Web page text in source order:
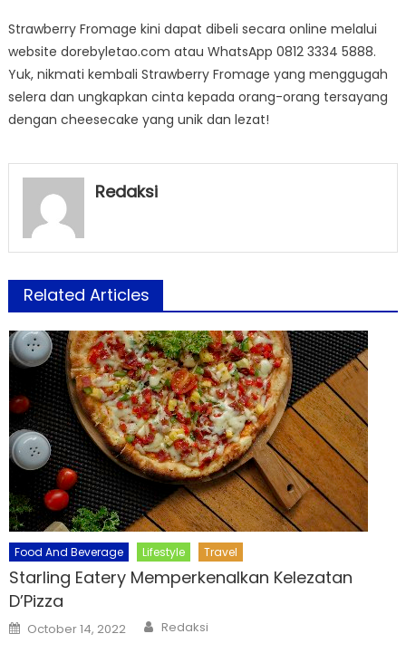
Strawberry Fromage kini dapat dibeli secara online melalui
website dorebyletao.com atau WhatsApp 0812 3334 5888.
Yuk, nikmati kembali Strawberry Fromage yang menggugah
selera dan ungkapkan cinta kepada orang-orang tersayang
dengan cheesecake yang unik dan lezat!
Redaksi
Related Articles
Food And Beverage Lifestyle Travel
Starling Eatery Memperkenalkan Kelezatan
D’Pizza
Posted
on
October 14, 2022 Author
Redaksi